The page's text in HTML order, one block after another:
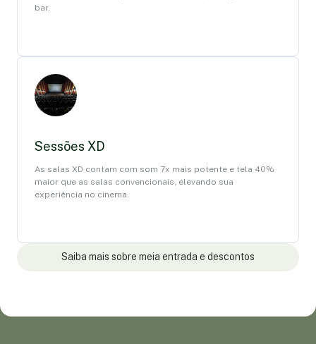
bar.
Sessões XD
As salas XD contam com som 7x mais potente e tela 40%
maior que as salas convencionais, elevando sua
experiência no cinema.
Saiba mais sobre meia entrada e descontos